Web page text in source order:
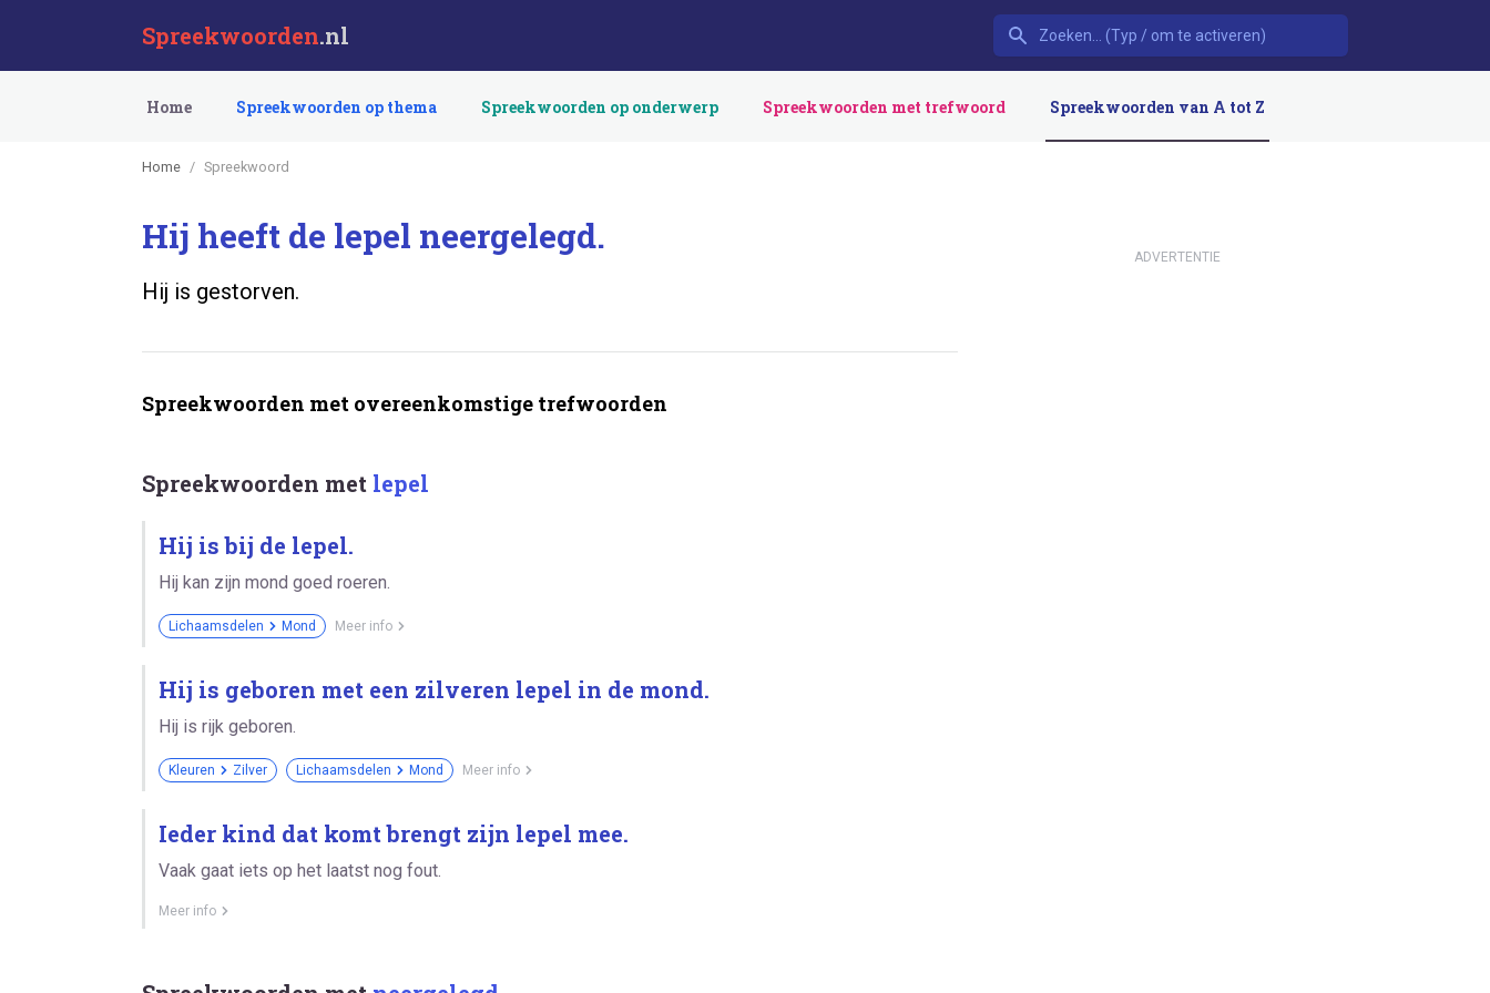
Spreekwoorden.nl
Home Spreekwoorden op thema Spreekwoorden op onderwerp Spreekwoorden met trefwoord Spreekwoorden van A tot Z
Home Spreekwoord
Hij heeft de lepel neergelegd.
Hij is gestorven.
Spreekwoorden met overeenkomstige trefwoorden
Spreekwoorden met lepel
Hij is bij de lepel.
Hij kan zijn mond goed roeren.
Lichaamsdelen Mond Meer info
Hij is geboren met een zilveren lepel in de mond.
Hij is rijk geboren.
Kleuren Zilver Lichaamsdelen Mond Meer info
Ieder kind dat komt brengt zijn lepel mee.
Vaak gaat iets op het laatst nog fout.
Meer info
ADVERTENTIE